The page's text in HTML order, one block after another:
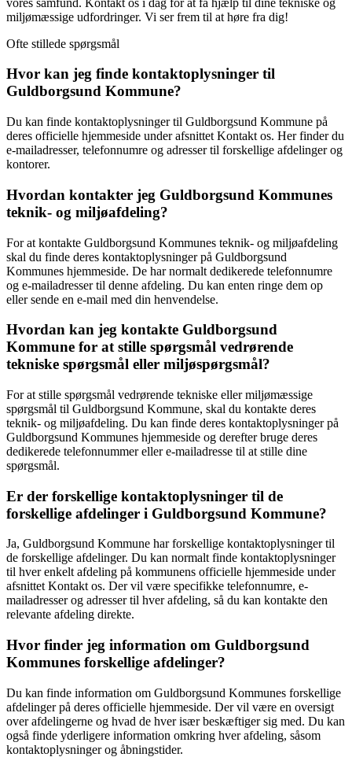
miljømæssige udfordringer. Vi ser frem til at høre fra dig!
Ofte stillede spørgsmål
Hvor kan jeg finde kontaktoplysninger til
Guldborgsund Kommune?
Du kan finde kontaktoplysninger til Guldborgsund Kommune på
deres officielle hjemmeside under afsnittet Kontakt os. Her finder du
e-mailadresser, telefonnumre og adresser til forskellige afdelinger og
kontorer.
Hvordan kontakter jeg Guldborgsund Kommunes
teknik- og miljøafdeling?
For at kontakte Guldborgsund Kommunes teknik- og miljøafdeling
skal du finde deres kontaktoplysninger på Guldborgsund
Kommunes hjemmeside. De har normalt dedikerede telefonnumre
og e-mailadresser til denne afdeling. Du kan enten ringe dem op
eller sende en e-mail med din henvendelse.
Hvordan kan jeg kontakte Guldborgsund
Kommune for at stille spørgsmål vedrørende
tekniske spørgsmål eller miljøspørgsmål?
For at stille spørgsmål vedrørende tekniske eller miljømæssige
spørgsmål til Guldborgsund Kommune, skal du kontakte deres
teknik- og miljøafdeling. Du kan finde deres kontaktoplysninger på
Guldborgsund Kommunes hjemmeside og derefter bruge deres
dedikerede telefonnummer eller e-mailadresse til at stille dine
spørgsmål.
Er der forskellige kontaktoplysninger til de
forskellige afdelinger i Guldborgsund Kommune?
Ja, Guldborgsund Kommune har forskellige kontaktoplysninger til
de forskellige afdelinger. Du kan normalt finde kontaktoplysninger
til hver enkelt afdeling på kommunens officielle hjemmeside under
afsnittet Kontakt os. Der vil være specifikke telefonnumre, e-
mailadresser og adresser til hver afdeling, så du kan kontakte den
relevante afdeling direkte.
Hvor finder jeg information om Guldborgsund
Kommunes forskellige afdelinger?
Du kan finde information om Guldborgsund Kommunes forskellige
afdelinger på deres officielle hjemmeside. Der vil være en oversigt
over afdelingerne og hvad de hver især beskæftiger sig med. Du kan
også finde yderligere information omkring hver afdeling, såsom
kontaktoplysninger og åbningstider.